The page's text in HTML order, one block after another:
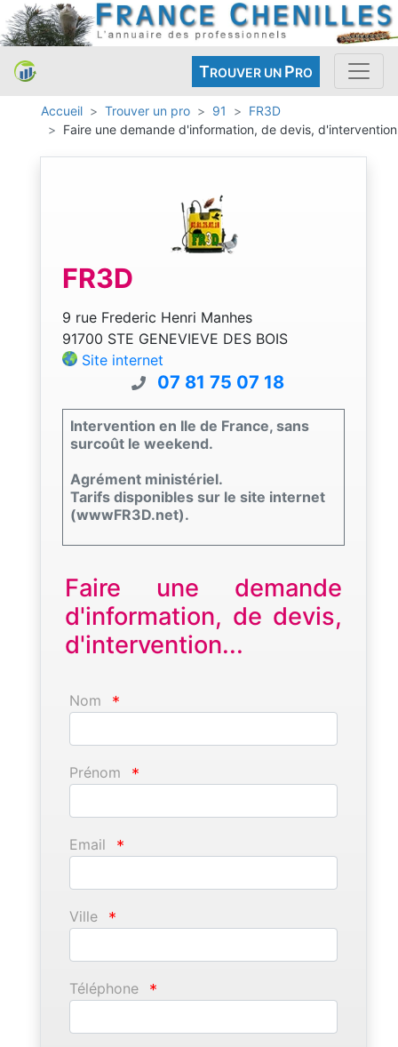
TROUVER UN PRO
Accueil Trouver un pro 91
FR3D
Faire une demande d'information, de devis, d'intervention
FR3D
9 rue Frederic Henri Manhes
91700 STE GENEVIEVE DES BOIS
Site internet
07 81 75 07 18
Intervention en Ile de France, sans
surcoût le weekend.
Agrément ministériel.
Tarifs disponibles sur le site internet
(wwwFR3D.net).
Faire une demande
d'information, de devis,
d'intervention...
Nom *
Prénom *
Email *
Ville *
Téléphone *